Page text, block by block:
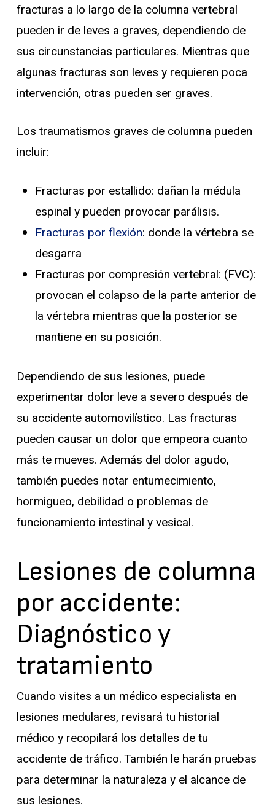
fracturas a lo largo de la columna vertebral
pueden ir de leves a graves, dependiendo de
sus circunstancias particulares. Mientras que
algunas fracturas son leves y requieren poca
intervención, otras pueden ser graves.
Los traumatismos graves de columna pueden
incluir:
Fracturas por estallido: dañan la médula
espinal y pueden provocar parálisis.
Fracturas por flexión: donde la vértebra se
desgarra
Fracturas por compresión vertebral: (FVC):
provocan el colapso de la parte anterior de
la vértebra mientras que la posterior se
mantiene en su posición.
Dependiendo de sus lesiones, puede
experimentar dolor leve a severo después de
su accidente automovilístico. Las fracturas
pueden causar un dolor que empeora cuanto
más te mueves. Además del dolor agudo,
también puedes notar entumecimiento,
hormigueo, debilidad o problemas de
funcionamiento intestinal y vesical.
Lesiones de columna
por accidente:
Diagnóstico y
tratamiento
Cuando visites a un médico especialista en
lesiones medulares, revisará tu historial
médico y recopilará los detalles de tu
accidente de tráfico. También le harán pruebas
para determinar la naturaleza y el alcance de
sus lesiones.